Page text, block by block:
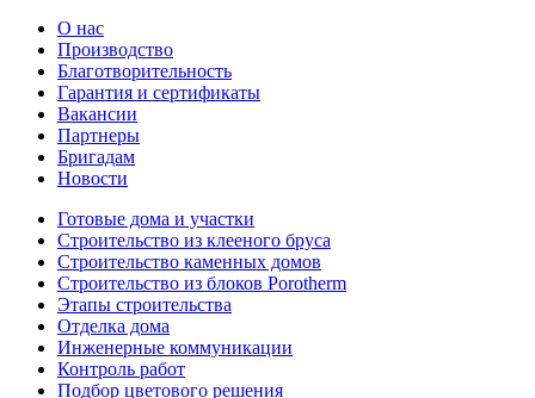
О нас
Производство
Благотворительность
Гарантия и сертификаты
Вакансии
Партнеры
Бригадам
Новости
Готовые дома и участки
Строительство из клееного бруса
Строительство каменных домов
Строительство из блоков Porotherm
Этапы строительства
Отделка дома
Инженерные коммуникации
Контроль работ
Подбор цветового решения